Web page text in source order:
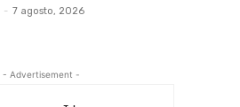
- 7 agosto, 2026
- Advertisement -